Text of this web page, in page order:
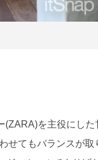
(ZARA)を主役にし
せてもバランスが